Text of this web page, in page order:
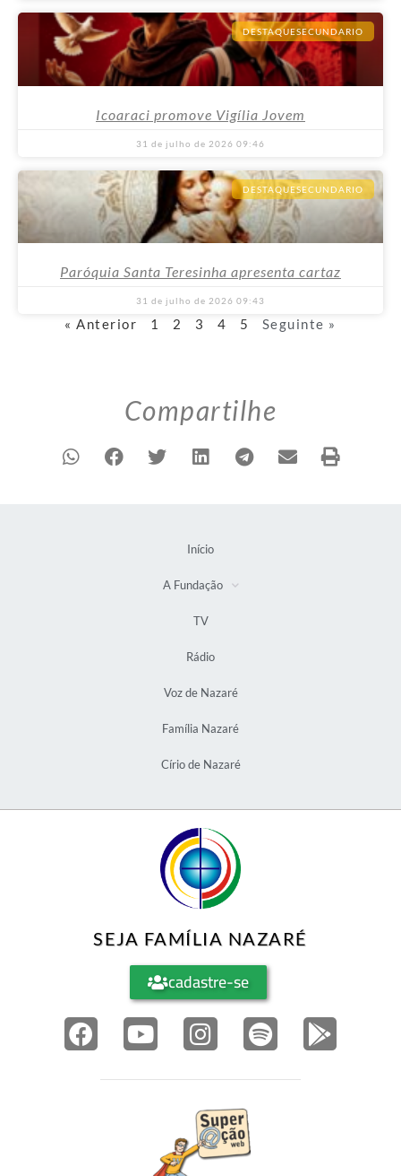
DESTAQUESECUNDARIO
Icoaraci promove Vigília Jovem
31 de julho de 2026 09:46
DESTAQUESECUNDARIO
Paróquia Santa Teresinha apresenta cartaz
31 de julho de 2026 09:43
« Anterior 1 2 3 4 5 Seguinte »
Compartilhe
Início
A Fundação
TV
Rádio
Voz de Nazaré
Família Nazaré
Círio de Nazaré
SEJA FAMÍLIA NAZARÉ
cadastre-se